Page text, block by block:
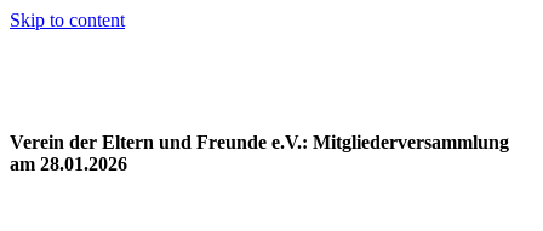
Skip to content
Verein der Eltern und Freunde e.V.: Mitgliederversammlung
am 28.01.2026